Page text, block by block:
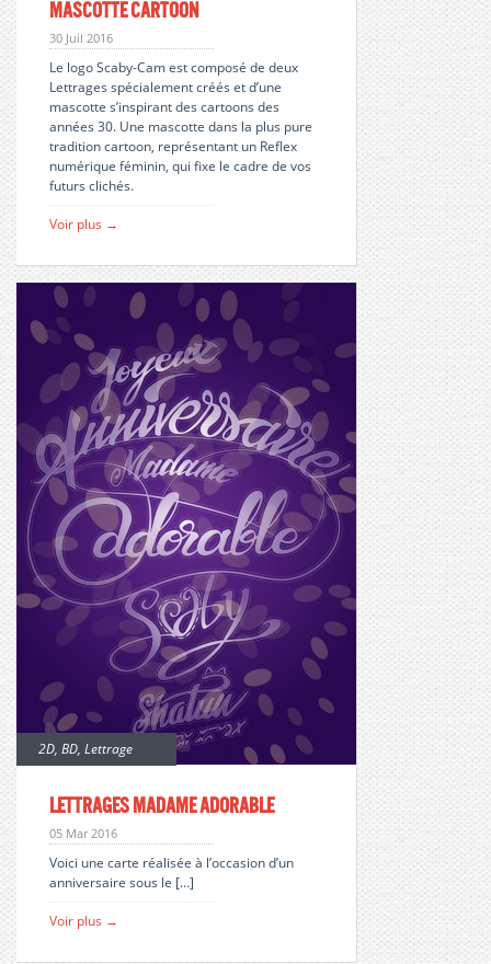
Mascotte Cartoon
30 Juil 2016
Le logo Scaby-Cam est composé de deux
Lettrages spécialement créés et d’une
mascotte s’inspirant des cartoons des
années 30. Une mascotte dans la plus pure
tradition cartoon, représentant un Reflex
numérique féminin, qui fixe le cadre de vos
futurs clichés.
Voir plus →
2D, BD, Lettrage
Lettrages Madame Adorable
05 Mar 2016
Voici une carte réalisée à l’occasion d’un
anniversaire sous le […]
Voir plus →